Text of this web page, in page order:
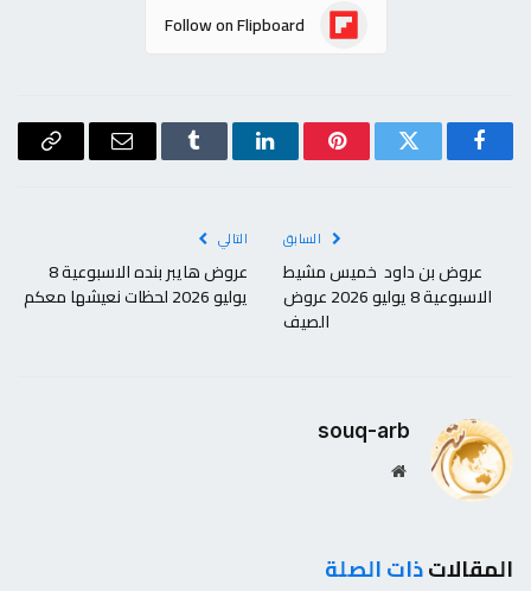
Follow on Flipboard
فيسبوكتويتر بينتيريستلينكدإن Tumblr البريد
Copy
السابق
عروض بن داود خميس مشيط
الاسبوعية 8 يوليو 2026 عروض
الصيف
التالي
عروض هايبر بنده الاسبوعية 8
يوليو 2026 لحظات نعيشها معكم
souq-arb
موقع
المقالاتذات الصلة